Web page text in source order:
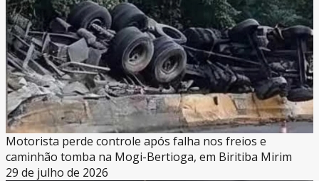
Motorista perde controle após falha nos freios e
caminhão tomba na Mogi-Bertioga, em Biritiba Mirim
29 de julho de 2026